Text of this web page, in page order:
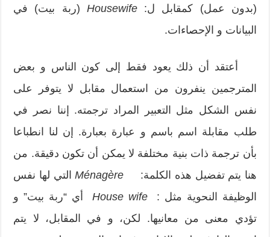
(بدون عمل) كمقابل ل:Housewife (ربة بيت) في
البيانات و الإحصاءات.
أعتقد أن ذلك يعود فقط إلى كون الناس و بعض
المترجمين ينفرون من استعمال مقابل لا يتوفر على
نفس الشكل مثل التعبير المراد ترجمته. إننا نصر في
طلب مقابلة اسم باسم و عبارة بعبارة. إن لنا انطباعا
بأن ترجمة ذات بنية مختلفة لا يمكن أن تكون دقيقة. من
هنا يتم تفضيل هذه الكلمة: Ménagèreالتي لها نفس
الوظيفة النحوية مثل :House wifeأي “ربة بيت” و
تؤدي معنى من معانيها. لكن، و في المقابل، لا يتم